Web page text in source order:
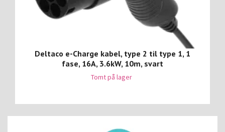
Deltaco e-Charge kabel, type 2 til type 1, 1
fase, 16A, 3.6kW, 10m, svart
Tomt på lager